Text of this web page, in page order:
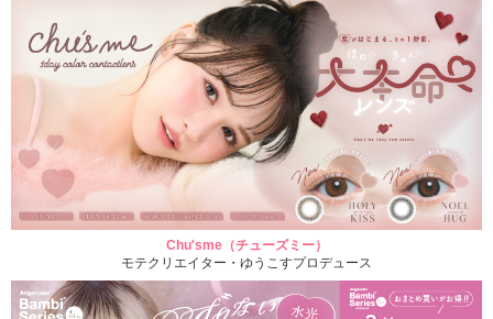
Chu'sme（チューズミー）
モテクリエイター・ゆうこすプロデュース